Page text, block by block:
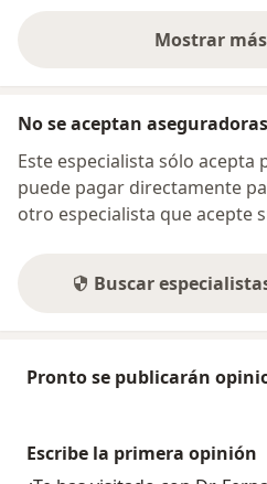
Mostrar
No se aceptan aseguradoras
Este especialista sólo acepta
puede pagar directamente
otro especialista que acepte
Buscar
Pronto se publicarán
Escribe la primera opinión